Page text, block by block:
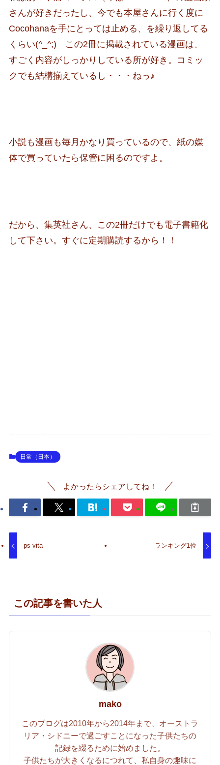
さんが好きだったし、今でも本屋さんに行く度に
Cocohanaを手にとっては止める、を繰り返してる
くらい(^_^;) この2冊に掲載されている漫画は、
すごく内容がしっかりしている所が好き。コミッ
クでも結構揃えているし・・・ねっ♪
小説も漫画も毎月かなり買っているので、紙の媒
体で買っていたら保管に困るのですよ。
だから、集英社さん、この2冊だけでも電子書籍化
して下さい。すぐに定期購読するから！！
日常（日本）
よかったらシェアしてね！
ps vita ランキング1位
この記事を書いた人
mako
このブログは2010年から2014年まで、オーストラ
リア・シドニーで過ごすことになった子供たちの
記録を綴るために始めました。
子供たちが大きくなるにつれて、私自身の趣味に